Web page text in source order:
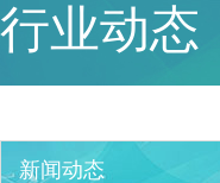
行业动态
新闻动态